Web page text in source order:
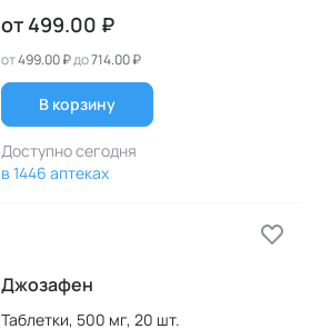
от 499.00 ₽
от499.00 ₽до714.00 ₽
В корзину
Доступно сегодня
в 1446 аптеках
Джозафен
Таблетки, 500 мг, 20 шт.